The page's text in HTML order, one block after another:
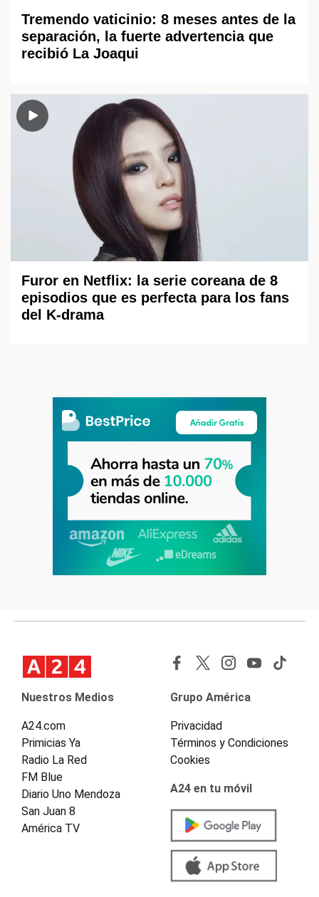
Tremendo vaticinio: 8 meses antes de la
separación, la fuerte advertencia que
recibió La Joaqui
Furor en Netflix: la serie coreana de 8
episodios que es perfecta para los fans
del K-drama
Nuestros Medios
A24.com
Primicias Ya
Radio La Red
FM Blue
Diario Uno Mendoza
San Juan 8
América TV
Grupo América
Privacidad
Términos y Condiciones
Cookies
A24 en tu móvil